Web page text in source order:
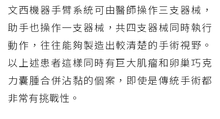
文西機器手臂系統可由醫師操作三支器械，
助手也操作一支器械，共四支器械同時執行
動作，往往能夠製造出較清楚的手術視野。
以上述患者這樣同時有巨大肌瘤和卵巢巧克
力囊腫合併沾黏的個案，即使是傳統手術都
非常有挑戰性。